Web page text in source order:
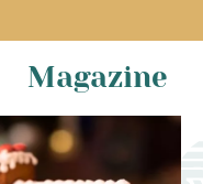
Magazine